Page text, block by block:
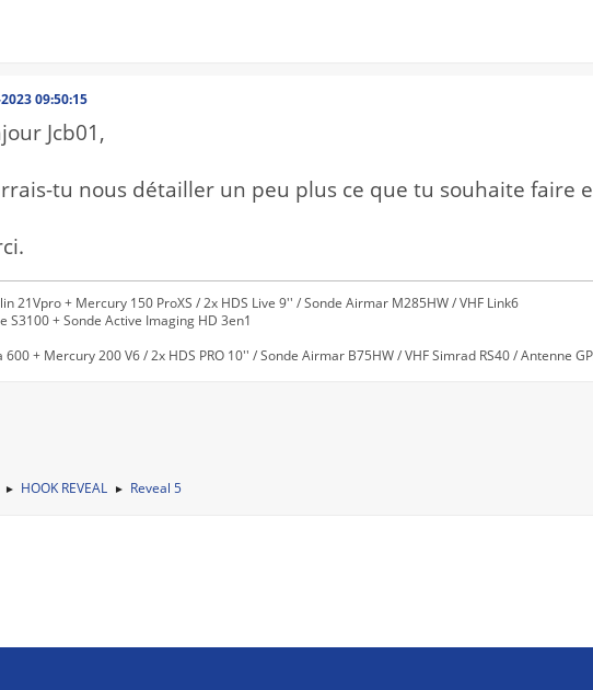
09:50:15
Jcb01,
tu nous détailler un peu plus ce que tu souhaite faire
21Vpro + Mercury 150 ProXS / 2x HDS Live 9'' / Sonde Airmar M285HW / VHF Link6
S3100 + Sonde Active Imaging HD 3en1
600 + Mercury 200 V6 / 2x HDS PRO 10'' / Sonde Airmar B75HW / VHF Simrad RS40 / Antenne
► HOOK REVEAL ► Reveal 5